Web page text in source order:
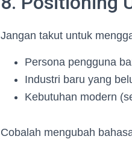
Jangan takut untuk
Persona pengguna
Industri baru yang
Kebutuhan modern
Cobalah mengubah